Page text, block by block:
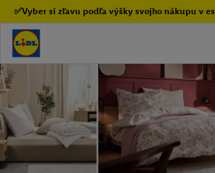
✅Vyber si zľavu podľa výšky svojho nákupu v